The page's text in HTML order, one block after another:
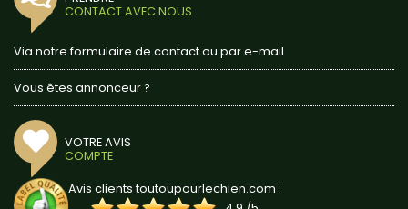
CONTACT AVEC NOUS
Via notre formulaire de contact ou par e-mail
Vous êtes annonceur ?
VOTRE AVIS
COMPTE
Avis clients toutoupourlechien.com :